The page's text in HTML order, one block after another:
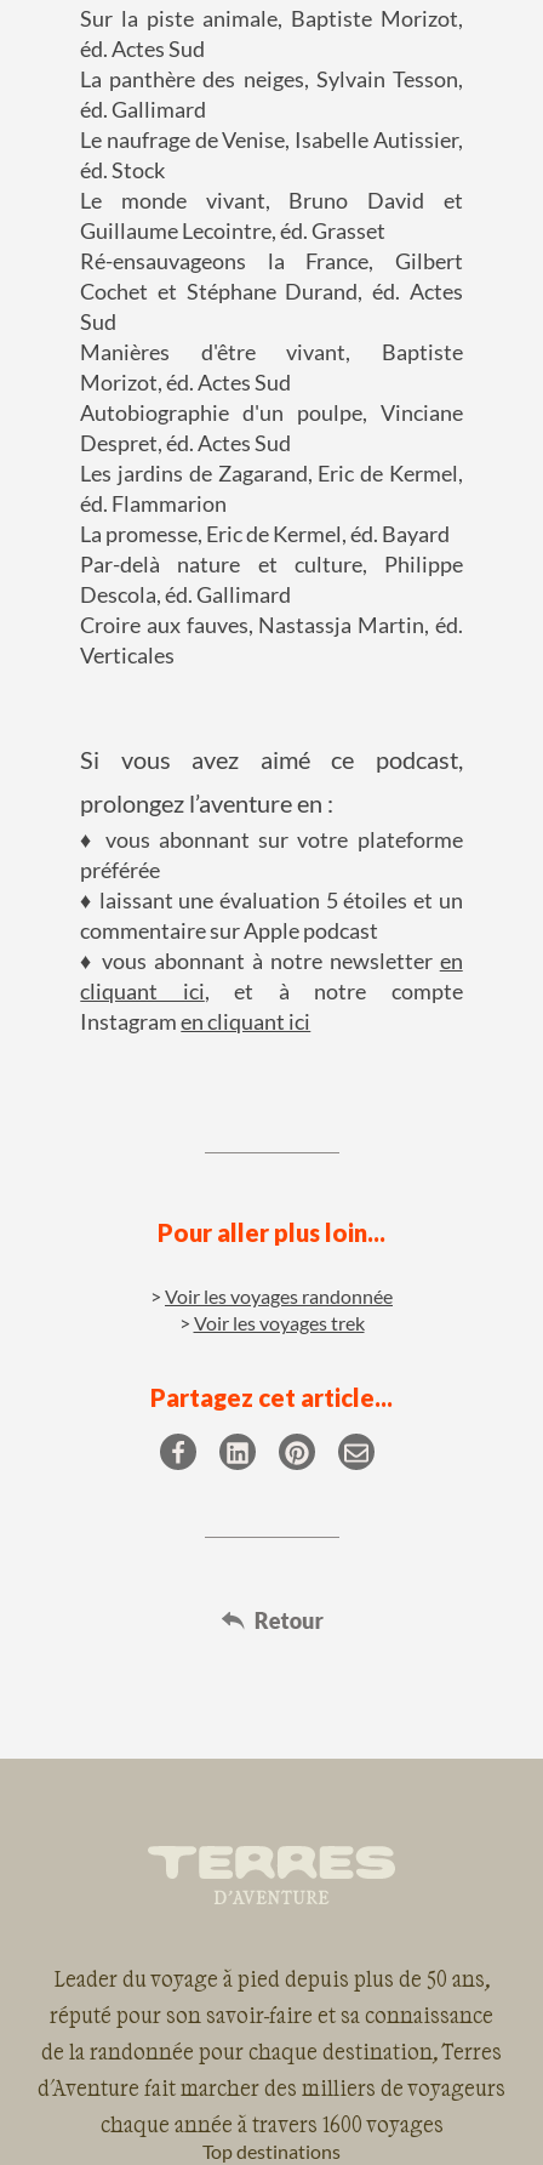
Sur la piste animale, Baptiste Morizot,
éd. Actes Sud
La panthère des neiges, Sylvain Tesson,
éd. Gallimard
Le naufrage de Venise, Isabelle Autissier,
éd. Stock
Le monde vivant, Bruno David et
Guillaume Lecointre, éd. Grasset
Ré-ensauvageons la France, Gilbert
Cochet et Stéphane Durand, éd. Actes
Sud
Manières d'être vivant, Baptiste
Morizot, éd. Actes Sud
Autobiographie d'un poulpe, Vinciane
Despret, éd. Actes Sud
Les jardins de Zagarand, Eric de Kermel,
éd. Flammarion
La promesse, Eric de Kermel, éd. Bayard
Par-delà nature et culture, Philippe
Descola, éd. Gallimard
Croire aux fauves, Nastassja Martin, éd.
Verticales
Si vous avez aimé ce podcast,
prolongez l’aventure en :
♦ vous abonnant sur votre plateforme
préférée
♦ laissant une évaluation 5 étoiles et un
commentaire sur Apple podcast
♦ vous abonnant à notre newsletter en
cliquant ici, et à notre compte
Instagramen cliquant ici
Pour aller plus loin...
Voir les voyages randonnée
Voir les voyages trek
Partagez cet article...
Leader du voyage à pied depuis plus de 50 ans,
réputé pour son savoir-faire et sa connaissance
de la randonnée pour chaque destination, Terres
d'Aventure fait marcher des milliers de voyageurs
chaque année à travers 1600 voyages
Top destinations